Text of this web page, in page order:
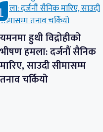
यमनमा हुथी विद्रोहीको
भीषण हमला: दर्जनौं सैनिक
मारिए, साउदी सीमासम्म
तनाव चर्कियो